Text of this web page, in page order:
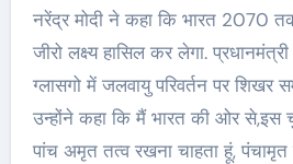
नरेंद्र मोदी ने कहा कि भारत 2070
जीरो लक्ष्य हासिल कर लेगा.
ग्लासगो में जलवायु परिवर्तन पर शिखर
उन्होंने कहा कि मैं भारत की ओर से,इस
पांच अमृत तत्व रखना चाहता हूं, पंचामृत